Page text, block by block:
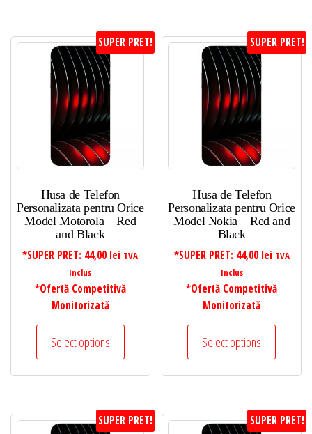
SUPER PRET!
Husa de Telefon
Personalizata pentru Orice
Model Motorola – Red
and Black
*SUPER PRET: 44,00 lei TVA
Inclus
*Ofertă Competitivă
Monitorizată
Select options
SUPER PRET!
Husa de Telefon
Personalizata pentru Orice
Model Nokia – Red and
Black
*SUPER PRET: 44,00 lei TVA
Inclus
*Ofertă Competitivă
Monitorizată
Select options
SUPER PRET! SUPER PRET!